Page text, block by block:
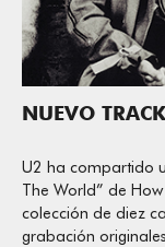
NUEVO
U2 ha compartido
The World” de
colección de diez
grabación